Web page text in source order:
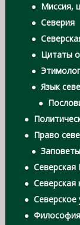
Миссия,
Северия
Цитаты
Язык
Право
Заповеты
Северская
Северская
Северское